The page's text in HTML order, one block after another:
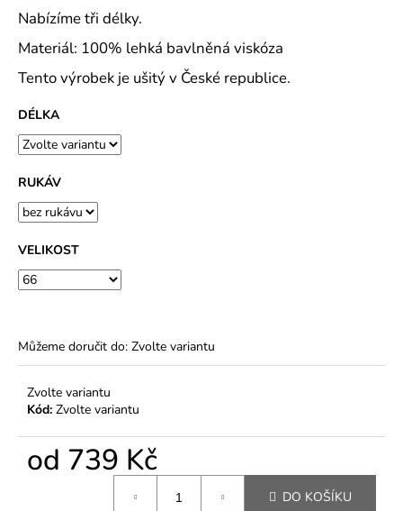
Nabízíme tři délky.
Materiál: 100% lehká bavlněná viskóza
Tento výrobek je ušitý v České republice.
DÉLKA
RUKÁV
VELIKOST
Můžeme doručit do: Zvolte variantu
Zvolte variantu
Kód: Zvolte variantu
od 739 Kč
DO KOŠÍKU
TRENÝRKY
-
PLÁTNO
145